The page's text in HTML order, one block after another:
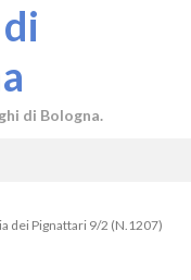
di Bologna.
dei Pignattari 9/2 (N.1207)